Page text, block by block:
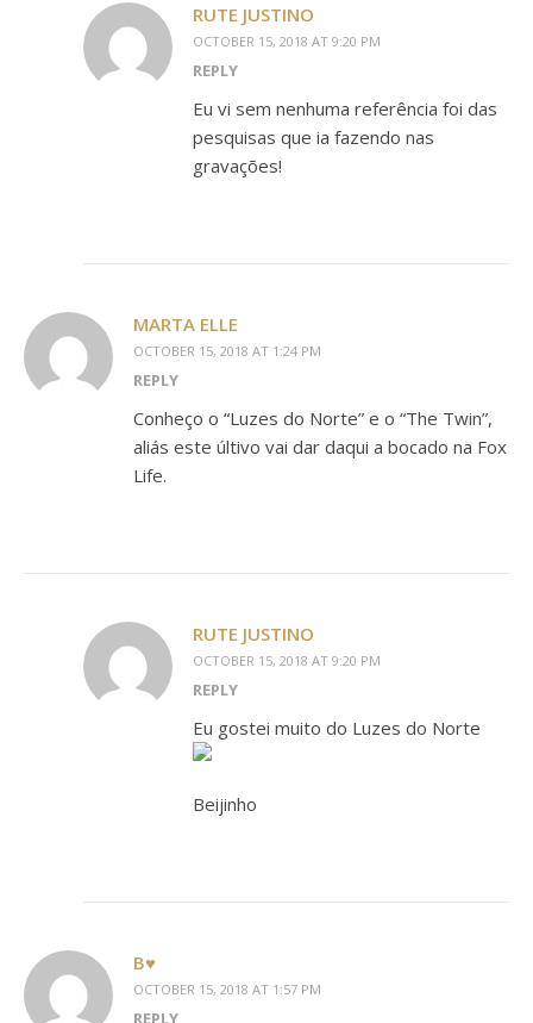
RUTE JUSTINO
OCTOBER 15, 2018 AT 9:20 PM
REPLY
Eu vi sem nenhuma referência foi das
pesquisas que ia fazendo nas
gravações!
MARTA ELLE
OCTOBER 15, 2018 AT 1:24 PM
REPLY
Conheço o “Luzes do Norte” e o “The Twin”,
aliás este últivo vai dar daqui a bocado na Fox
Life.
RUTE JUSTINO
OCTOBER 15, 2018 AT 9:20 PM
REPLY
Eu gostei muito do Luzes do Norte
Beijinho
B♥
OCTOBER 15, 2018 AT 1:57 PM
REPLY